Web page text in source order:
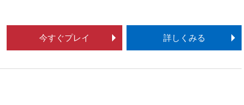
今すぐプレイ 詳しくみる